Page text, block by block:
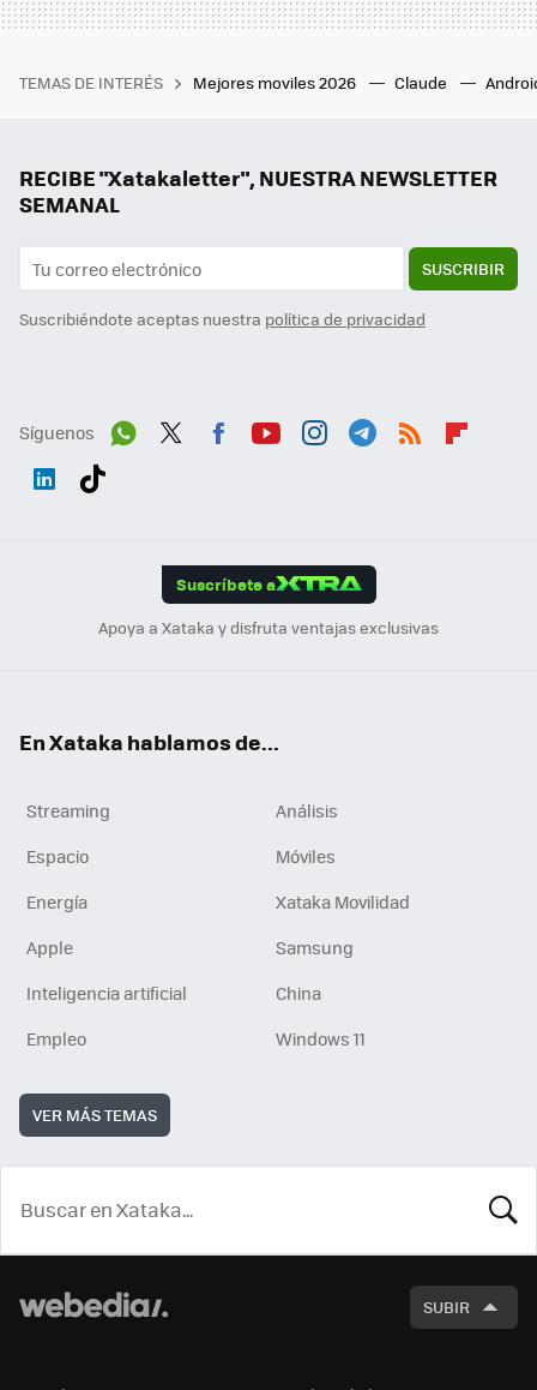
TEMAS DE INTERÉS Mejores moviles 2026 Claude
RECIBE "Xatakaletter", NUESTRA NEWSLETTER
SEMANAL
SUSCRIBIR
Suscribiéndote aceptas nuestra política de privacidad
Síguenos
Suscríbete a
Apoya a Xataka y disfruta ventajas exclusivas
En Xataka hablamos de...
Streaming
Análisis
Espacio
Móviles
Energía
Xataka Movilidad
Apple
Samsung
Inteligencia artificial
China
Empleo
Windows 11
VER MÁS TEMAS
SUBIR